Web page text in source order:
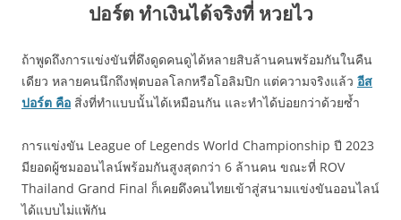
ปอร์ต ทำเงินได้จริงที่ หวยไว
ถ้าพูดถึงการแข่งขันที่ดึงดูดคนดูได้หลายสิบล้านคนพร้อมกันในคืน
เดียว หลายคนนึกถึงฟุตบอลโลกหรือโอลิมปิก แต่ความจริงแล้ว อีส
ปอร์ต คือ สิ่งที่ทำแบบนั้นได้เหมือนกัน และทำได้บ่อยกว่าด้วยซ้ำ
การแข่งขัน League of Legends World Championship ปี 2023
มียอดผู้ชมออนไลน์พร้อมกันสูงสุดกว่า 6 ล้านคน ขณะที่ ROV
Thailand Grand Final ก็เคยดึงคนไทยเข้าสู่สนามแข่งขันออนไลน์
ได้แบบไม่แพ้กัน